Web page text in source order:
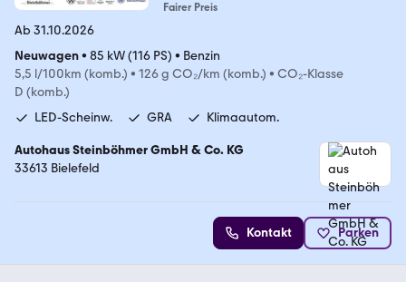
Fairer Preis
Ab 31.10.2026
Neuwagen• 85 kW (116 PS) • Benzin
5,5 l/100km (komb.) • 126 g CO₂/km (komb.) • CO₂-Klasse
D (komb.)
LED-Scheinw.
GRA Klimaautom.
Autohaus Steinböhmer GmbH & Co. KG
33613 Bielefeld
Kontakt Parken